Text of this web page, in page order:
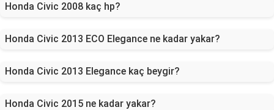
Honda Civic 2008 kaç hp?
Honda Civic 2013 ECO Elegance ne kadar yakar?
Honda Civic 2013 Elegance kaç beygir?
Honda Civic 2015 ne kadar yakar?